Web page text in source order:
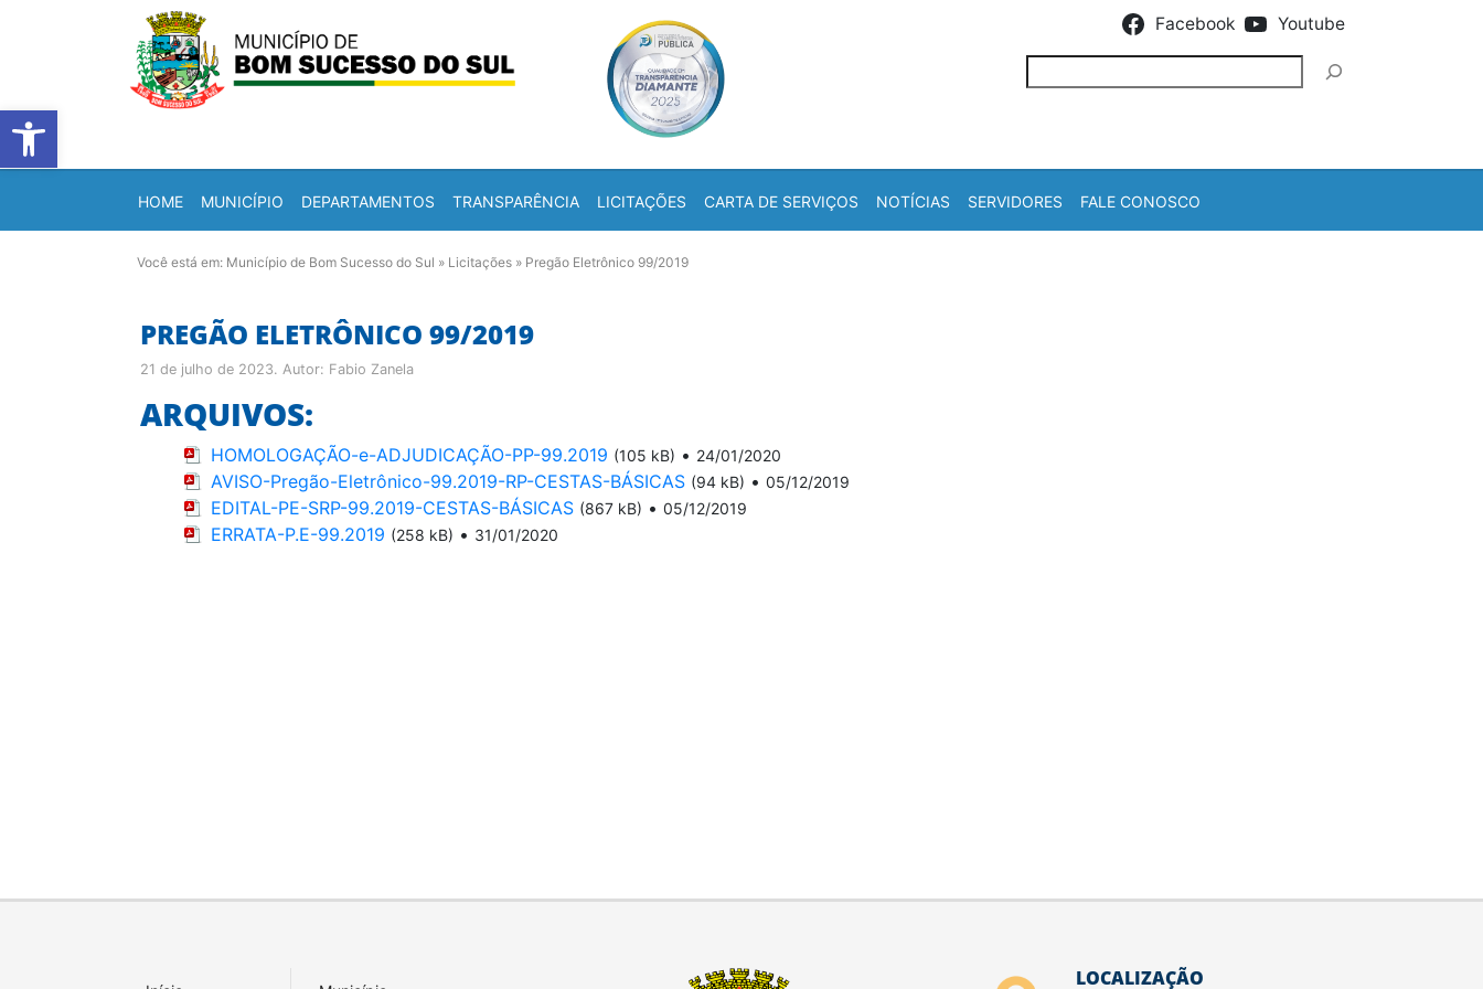
Barra de Ferramentas Aberta
Facebook Youtube
HOME MUNICÍPIO DEPARTAMENTOS TRANSPARÊNCIA LICITAÇÕES CARTA DE SERVIÇOS NOTÍCIAS SERVIDORES FALE CONOSCO
Você está em: Município de Bom Sucesso do Sul » Licitações » Pregão Eletrônico 99/2019
PREGÃO ELETRÔNICO 99/2019
21 de julho de 2023. Autor: Fabio Zanela
ARQUIVOS:
HOMOLOGAÇÃO-e-ADJUDICAÇÃO-PP-99.2019 (105 kB) • 24/01/2020
AVISO-Pregão-Eletrônico-99.2019-RP-CESTAS-BÁSICAS (94 kB) • 05/12/2019
EDITAL-PE-SRP-99.2019-CESTAS-BÁSICAS (867 kB) • 05/12/2019
ERRATA-P.E-99.2019 (258 kB) • 31/01/2020
LOCALIZAÇÃO